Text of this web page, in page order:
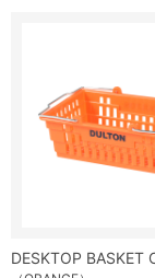
DESKTOP BASKET